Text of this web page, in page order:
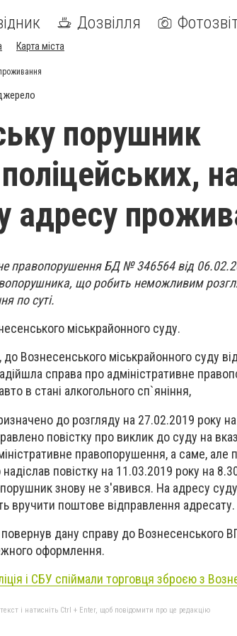
Дозвілля
Карта міста
порушник
адресу
правопорушення БД № 346564 від
що робить неможливим
по суті.
міськрайонного суду.
до Вознесенського міськрайонного суду
справа про адміністративне
в стані алкогольного сп`яніння,
до розгляду на 27.02.2019 року на
повістку про виклик до суду на
правопорушення, а саме,
повістку на 11.03.2019 року на
знову не з'явився. На адресу
вручити поштове відправлення адресату.
повернув дану справу до Вознесенського
оформлення.
і СБУ спіймали торговця зброєю з
і натисніть Ctrl + Enter, щоб повідомити про це редакцію